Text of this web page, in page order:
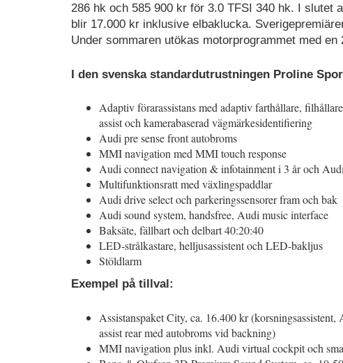
286 hk och 585 900 kr för 3.0 TFSI 340 hk. I slutet
blir 17.000 kr inklusive elbaklucka.
Under sommaren utökas motorprogrammet med
I den svenska standardutrustningen Proline
Adaptiv förarassistans med adaptiv farthållare,
assist och kamerabaserad vägmärkesidentifiering
Audi pre sense front autobroms
MMI navigation med MMI touch response
Audi connect navigation & infotainment i 3 år och
Multifunktionsratt med växlingspaddlar
Audi drive select och parkeringssensorer fram och bak
Audi sound system, handsfree, Audi music interface
Baksäte, fällbart och delbart 40:20:40
LED-strålkastare, helljusassistent och LED-bakljus
Stöldlarm
Exempel på tillval:
Assistanspaket City, ca. 16.400 kr
assist rear med autobroms vid backning)
MMI navigation plus inkl. Audi virtual cockpit och